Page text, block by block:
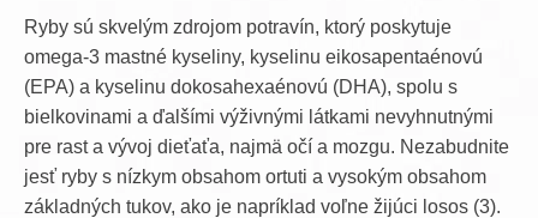
Ryby sú skvelým zdrojom potravín, ktorý poskytuje
omega-3 mastné kyseliny, kyselinu eikosapentaénovú
(EPA) a kyselinu dokosahexaénovú (DHA), spolu s
bielkovinami a ďalšími výživnými látkami nevyhnutnými
pre rast a vývoj dieťaťa, najmä očí a mozgu. Nezabudnite
jesť ryby s nízkym obsahom ortuti a vysokým obsahom
základných tukov, ako je napríklad voľne žijúci losos (3).